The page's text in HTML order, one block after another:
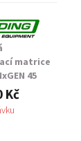
matrice
45
Kč